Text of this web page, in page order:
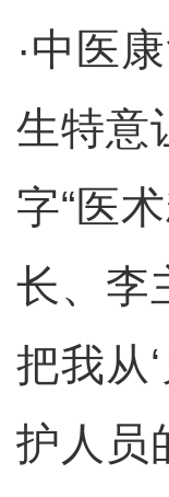
·中医
生特意
字“医
长、李
把我从
护人员